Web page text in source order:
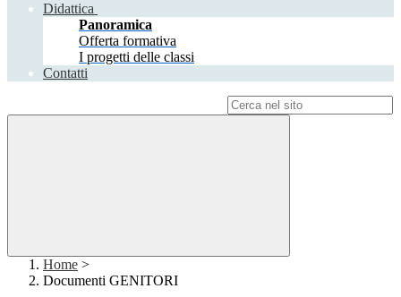
Didattica
Panoramica
Offerta formativa
I progetti delle classi
Contatti
Home >
Documenti GENITORI